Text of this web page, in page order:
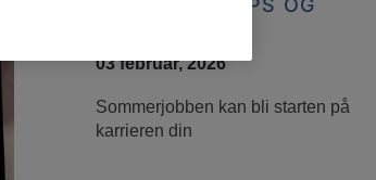
JOBBSØKERTIPS OG
03 februar, 2026
Sommerjobben kan bli starten på
karrieren din